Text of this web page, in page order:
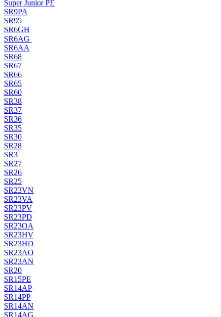
Super Junior PE
SR9PA
SR95
SR6GH
SR6AG
SR6AA
SR68
SR67
SR66
SR65
SR60
SR38
SR37
SR36
SR35
SR30
SR28
SR3
SR27
SR26
SR25
SR23VN
SR23VA
SR23PV
SR23PD
SR23OA
SR23HV
SR23HD
SR23AO
SR23AN
SR20
SR15PE
SR14AP
SR14PP
SR14AN
SR14AG